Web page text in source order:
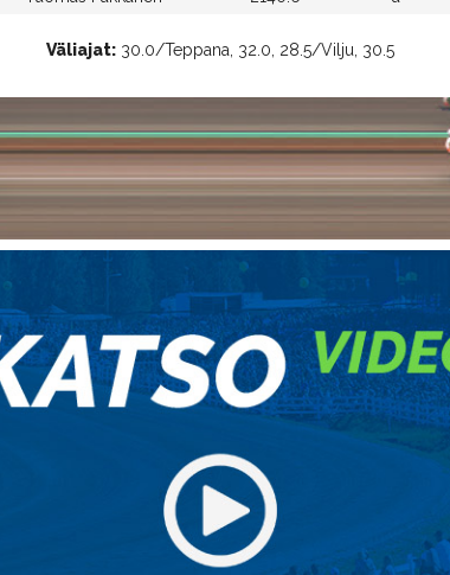
Väliajat: 30.0/Teppana, 32.0, 28.5/Vilju, 30.5